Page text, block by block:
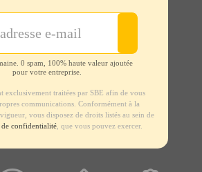
0 spam, 100% haute valeur ajoutée
pour votre entreprise.
exclusivement traitées par SBE afin de vous
communications. Conformément à la
vous disposez de droits listés au sein de
confidentialité, que vous pouvez exercer.